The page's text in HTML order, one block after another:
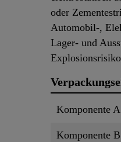
oder
Automobil-,
Lager- und
Komponente A
Komponente B